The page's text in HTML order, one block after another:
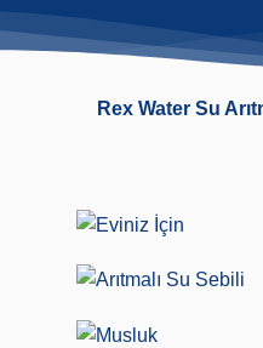
Rex Water Su